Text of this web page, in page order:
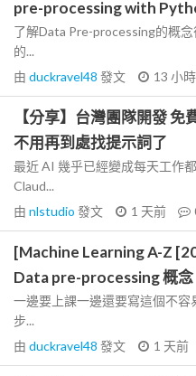
pre-processing with
了解Data Pre-processing的概
的...
由 duckravel48 發文 13 小
【分享】台灣團隊開發
不用再到處找提示詞了
最近 AI 幾乎已經變成每天工作
Claud...
由 nlstudio 發文 1 天前
[Machine Learning A-Z
Data pre-processing 概念
一邊要上課一邊還要寫這個不
步...
由 duckravel48 發文 1 天前